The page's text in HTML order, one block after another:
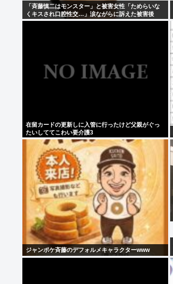
「斉藤慎二はモンスター」と被害女性「ためらいな
くキスされ口腔性交…」涙ながらに訴えた被害後
の”深刻なPTSD”
在留カードの更新しに入管に行ったけど父親がぐっ
たいしててこわい要介護3
ジャンポケ斉藤のデフォルメキャラクターwww